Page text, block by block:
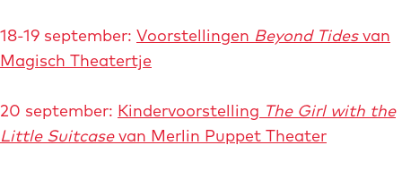
18-19 september: Voorstellingen Beyond Tidesvan
Magisch Theatertje
20 september: Kindervoorstelling The Girl with the
Little Suitcasevan Merlin Puppet Theater